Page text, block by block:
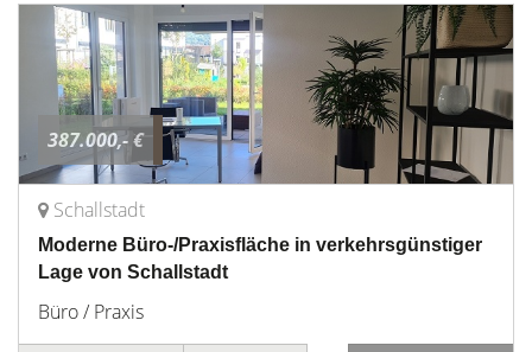
387.000,- €
Schallstadt
Moderne Büro-/Praxisfläche in verkehrsgünstiger
Lage von Schallstadt
Büro / Praxis